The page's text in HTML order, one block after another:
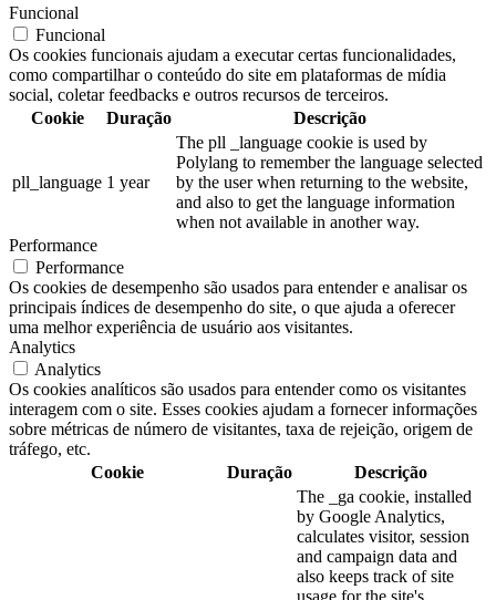
Funcional
Funcional
Os cookies funcionais ajudam a executar certas funcionalidades,
como compartilhar o conteúdo do site em plataformas de mídia
social, coletar feedbacks e outros recursos de terceiros.
Cookie
Duração Descrição
pll_language 1 year
The pll _language cookie is used by
Polylang to remember the language selected
by the user when returning to the website,
and also to get the language information
when not available in another way.
Performance
Performance
Os cookies de desempenho são usados para entender e analisar os
principais índices de desempenho do site, o que ajuda a oferecer
uma melhor experiência de usuário aos visitantes.
Analytics
Analytics
Os cookies analíticos são usados para entender como os visitantes
interagem com o site. Esses cookies ajudam a fornecer informações
sobre métricas de número de visitantes, taxa de rejeição, origem de
tráfego, etc.
Cookie
Duração Descrição
The _ga cookie, installed
by Google Analytics,
calculates visitor, session
and campaign data and
also keeps track of site
usage for the site's